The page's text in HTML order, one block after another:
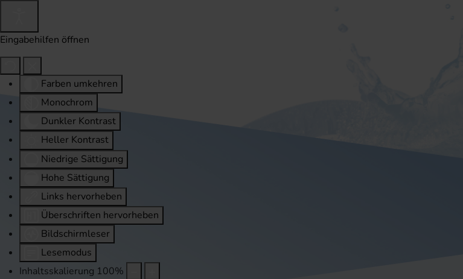
Eingabehilfen öffnen
Farben umkehren
Monochrom
Dunkler Kontrast
Heller Kontrast
Niedrige Sättigung
Hohe Sättigung
Links hervorheben
Überschriften hervorheben
Bildschirmleser
Lesemodus
Inhaltsskalierung 100%